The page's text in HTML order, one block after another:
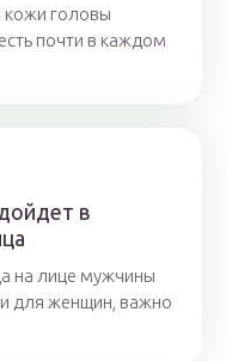
кожи головы
почти в каждом
в
на лице мужчины
для женщин, важно